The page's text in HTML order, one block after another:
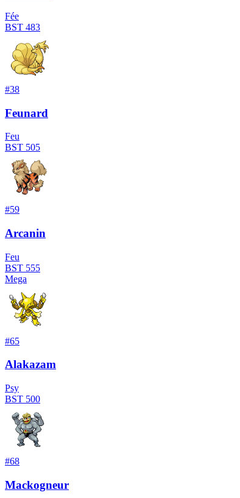
Fée
BST 483
#38
Feunard
Feu
BST 505
#59
Arcanin
Feu
BST 555
Mega
#65
Alakazam
Psy
BST 500
#68
Mackogneur